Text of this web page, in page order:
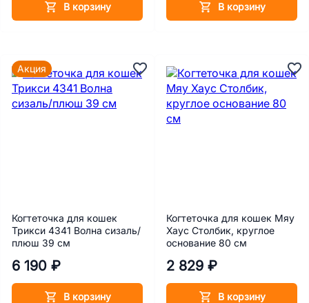
В корзину В корзину
Когтеточка для кошек
Трикси 4341 Волна сизаль/
плюш 39 см
6 190 ₽
В корзину
Акция
Когтеточка для кошек Мяу
Хаус Столбик, круглое
основание 80 см
2 829 ₽
В корзину